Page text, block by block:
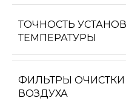
ТОЧНОСТЬ
ТЕМПЕРАТУРЫ
ФИЛЬТРЫ ОЧИСТКИ
ВОЗДУХА